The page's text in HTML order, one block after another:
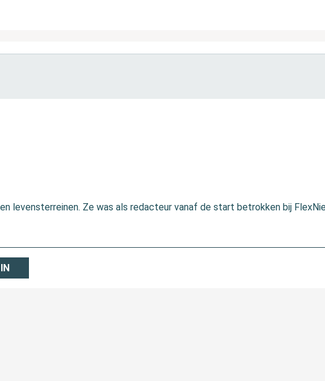
levensterreinen. Ze was als redacteur vanaf de start betrokken bij